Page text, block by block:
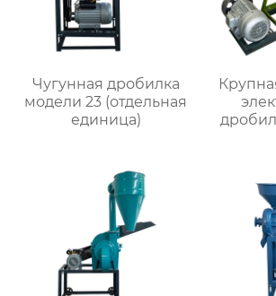
Чугунная дробилка
модели 23 (отдельная
единица)